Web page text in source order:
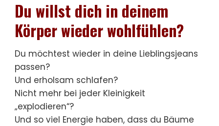
Du willst dich in deinem
Körper wieder wohlfühlen?
Du möchtest wieder in deine Lieblingsjeans
passen?
Und erholsam schlafen?
Nicht mehr bei jeder Kleinigkeit
„explodieren“?
Und so viel Energie haben, dass du Bäume